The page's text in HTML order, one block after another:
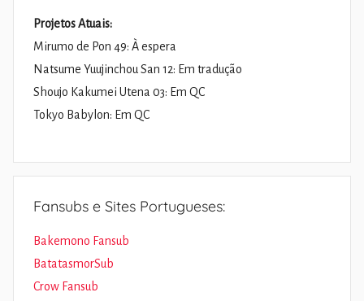
Projetos Atuais:
Mirumo de Pon 49: À espera
Natsume Yuujinchou San 12: Em tradução
Shoujo Kakumei Utena 03: Em QC
Tokyo Babylon: Em QC
Fansubs e Sites Portugueses:
Bakemono Fansub
BatatasmorSub
Crow Fansub